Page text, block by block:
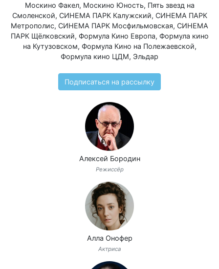
Москино Факел, Москино Юность, Пять звезд на
Смоленской, СИНЕМА ПАРК Калужский, СИНЕМА ПАРК
Метрополис, СИНЕМА ПАРК Мосфильмовская, СИНЕМА
ПАРК Щёлковский, Формула Кино Европа, Формула кино
на Кутузовском, Формула Кино на Полежаевской,
Формула кино ЦДМ, Эльдар
Подписаться на рассылку
Алексей Бородин
Режиссёр
Алла Онофер
Актриса